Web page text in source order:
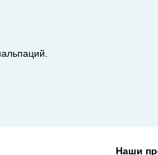
Наши